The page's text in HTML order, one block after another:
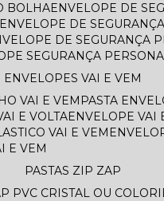
BOLHA
ENVELOPE DE
ENVELOPE DE
DE SEGURANÇA
SEGURANÇA
ENVELOPES VAI E VEM
VAI E VEM PASTA
E VOLTA
ENVELOPE
VAI E VEM
E VEM
PASTAS ZIP ZAP
PVC CRISTAL OU